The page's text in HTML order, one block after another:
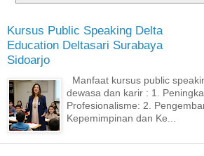
Kursus Public Speaking Delta
Education Deltasari Surabaya
Sidoarjo
Manfaat kursus public
dewasa dan karir : 1.
Profesionalisme: 2.
Kepemimpinan dan Ke...